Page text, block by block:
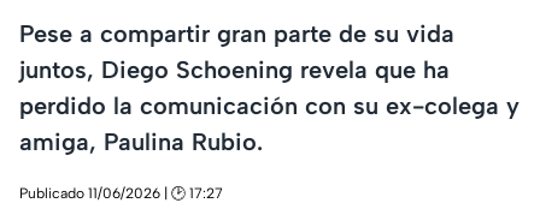
Pese a compartir gran parte de su vida
juntos, Diego Schoening revela que ha
perdido la comunicación con su ex-colega y
amiga, Paulina Rubio.
Publicado 11/06/2026 | 🕑 17:27